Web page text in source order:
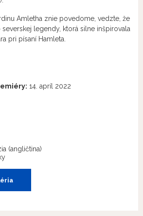
Amletha znie povedome, vedzte, že
legendy, ktorá silne inšpirovala
pri písaní Hamleta.
14. apríl 2022
(angličtina)